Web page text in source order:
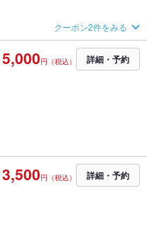
クーポン2件をみる
5,000円（税込） 詳細・予約
3,500円（税込） 詳細・予約